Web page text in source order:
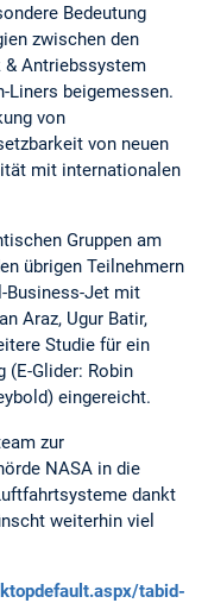
Bedeutung
zwischen den
& Antriebssystem
Liners beigemessen.
von
von neuen
mit internationalen
Gruppen am
übrigen Teilnehmern
Business-Jet mit
Araz, Ugur Batir,
Studie für ein
Glider: Robin
eingereicht.
zur
NASA in die
dankt
weiterhin viel
tabid-